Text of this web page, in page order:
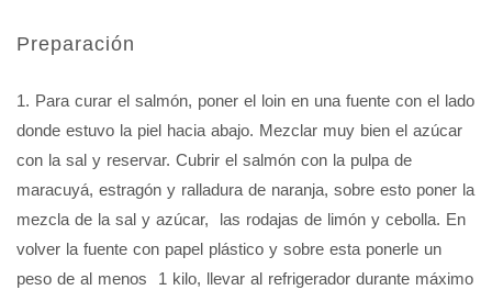
Preparación
1. Para curar el salmón, poner el loin en una fuente con el lado
donde estuvo la piel hacia abajo. Mezclar muy bien el azúcar
con la sal y reservar. Cubrir el salmón con la pulpa de
maracuyá, estragón y ralladura de naranja, sobre esto poner la
mezcla de la sal y azúcar, las rodajas de limón y cebolla. En
volver la fuente con papel plástico y sobre esta ponerle un
peso de al menos 1 kilo, llevar al refrigerador durante máximo